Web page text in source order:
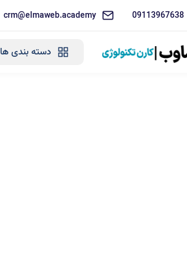
09113967638
crm@elmaweb.academy
دسته بندی ها